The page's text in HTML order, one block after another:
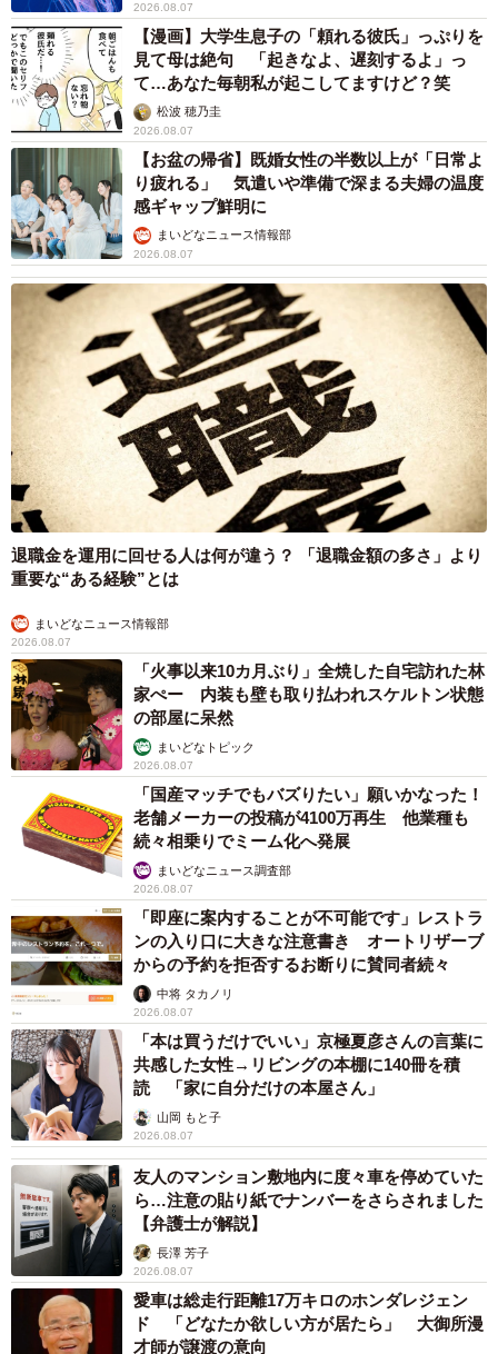
2026.08.07
【漫画】大学生息子の「頼れる彼氏」っぷりを
見て母は絶句 「起きなよ、遅刻するよ」っ
て…あなた毎朝私が起こしてますけど？笑
松波 穂乃圭
2026.08.07
【お盆の帰省】既婚女性の半数以上が「日常よ
り疲れる」 気遣いや準備で深まる夫婦の温度
感ギャップ鮮明に
まいどなニュース情報部
2026.08.07
退職金を運用に回せる人は何が違う？ 「退職金額の多さ」より
重要な“ある経験”とは
まいどなニュース情報部
2026.08.07
「火事以来10カ月ぶり」全焼した自宅訪れた林
家ぺー 内装も壁も取り払われスケルトン状態
の部屋に呆然
まいどなトピック
2026.08.07
「国産マッチでもバズりたい」願いかなった！
老舗メーカーの投稿が4100万再生 他業種も
続々相乗りでミーム化へ発展
まいどなニュース調査部
2026.08.07
「即座に案内することが不可能です」レストラ
ンの入り口に大きな注意書き オートリザーブ
からの予約を拒否するお断りに賛同者続々
中将 タカノリ
2026.08.07
「本は買うだけでいい」京極夏彦さんの言葉に
共感した女性→リビングの本棚に140冊を積
読 「家に自分だけの本屋さん」
山岡 もと子
2026.08.07
友人のマンション敷地内に度々車を停めていた
ら…注意の貼り紙でナンバーをさらされました
【弁護士が解説】
長澤 芳子
2026.08.07
愛車は総走行距離17万キロのホンダレジェン
ド 「どなたか欲しい方が居たら」 大御所漫
才師が譲渡の意向